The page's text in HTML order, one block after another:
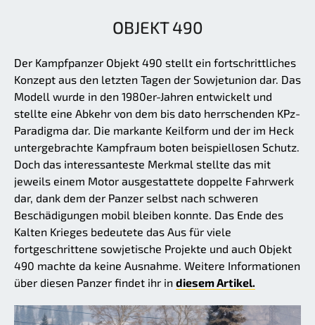
OBJEKT 490
Der Kampfpanzer Objekt 490 stellt ein fortschrittliches
Konzept aus den letzten Tagen der Sowjetunion dar. Das
Modell wurde in den 1980er-Jahren entwickelt und
stellte eine Abkehr von dem bis dato herrschenden KPz-
Paradigma dar. Die markante Keilform und der im Heck
untergebrachte Kampfraum boten beispiellosen Schutz.
Doch das interessanteste Merkmal stellte das mit
jeweils einem Motor ausgestattete doppelte Fahrwerk
dar, dank dem der Panzer selbst nach schweren
Beschädigungen mobil bleiben konnte. Das Ende des
Kalten Krieges bedeutete das Aus für viele
fortgeschrittene sowjetische Projekte und auch Objekt
490 machte da keine Ausnahme. Weitere Informationen
über diesen Panzer findet ihr in diesem Artikel.